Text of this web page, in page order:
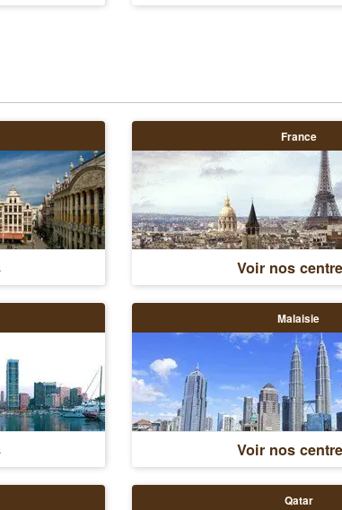
France
Voir nos
Malaisie
Voir nos
Qatar